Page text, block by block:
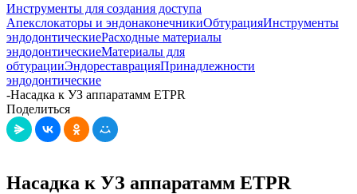
Инструменты для создания доступа
Апекслокаторы и эндонаконечникиОбтурацияИнструменты
эндодонтическиеРасходные материалы
эндодонтическиеМатериалы для
обтурацииЭндореставрацияПринадлежности
эндодонтические
-Насадка к УЗ аппаратамм ETPR
Поделиться
Насадка к УЗ аппаратамм ETPR